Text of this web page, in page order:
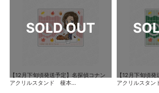
【12月下旬頃発送予定】名探偵コナン
アクリルスタンド 榎本...
【12月下旬頃
アクリルスタ